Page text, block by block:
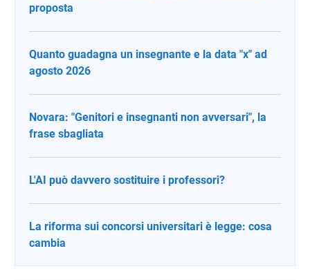
proposta
Quanto guadagna un insegnante e la data "x" ad
agosto 2026
Novara: "Genitori e insegnanti non avversari", la
frase sbagliata
L'AI può davvero sostituire i professori?
La riforma sui concorsi universitari è legge: cosa
cambia